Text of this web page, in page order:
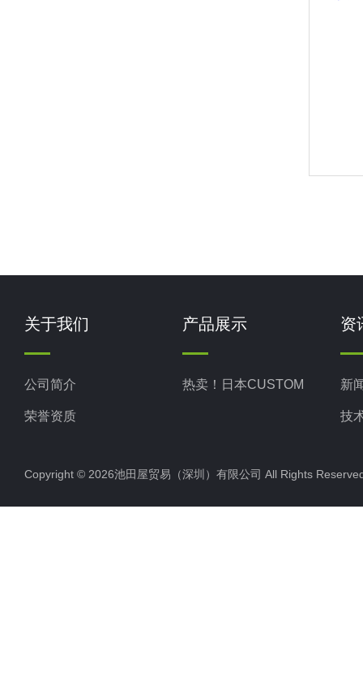
关于我们
公司简介
荣誉资质
产品展示
热卖！日本CUSTOM
资
新
技
Copyright © 2026池田屋贸易（深圳）有限公司 All Rights